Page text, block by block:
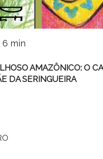
6 min
AMAZÔNICO: O
DA SERINGUEIRA